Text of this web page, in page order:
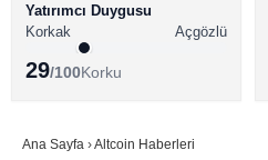
BİTCOİN HABERLERİ
ALTCOİN HABERLERİ
SÖZLÜK
Yatırımcı Duygusu
Korkak
Açgözlü
29/100Korku
Ana Sayfa ›Altcoin Haberleri